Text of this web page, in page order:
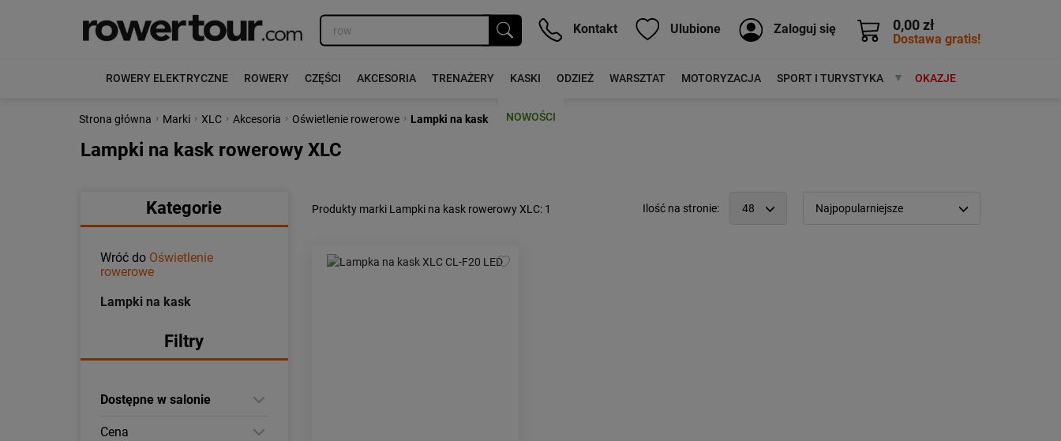
0,00 zł
Dostawa gratis!
Kontakt Ulubione Zaloguj się
ROWERY ELEKTRYCZNE ROWERY CZĘŚCI AKCESORIA TRENAŻERY KASKI ODZIEŻ WARSZTAT MOTORYZACJA SPORT I TURYSTYKA MARKIOKAZJE
NOWOŚCI
Strona główna › Marki › XLC › Akcesoria › Oświetlenie rowerowe › Lampki na kask
Lampki na kask rowerowy XLC
Ilość na stronie: 48 Najpopularniejsze
Kategorie
Wróć do Oświetlenie
rowerowe
Lampki na kask
Filtry
Dostępne w salonie
Cena
Produkty marki Lampki na kask rowerowy XLC: 1